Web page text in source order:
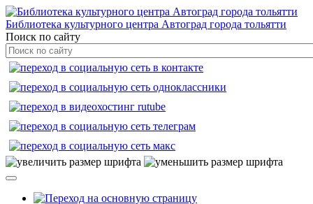
Библиотека культурного центра Автоград города тольятти
Поиск по сайту